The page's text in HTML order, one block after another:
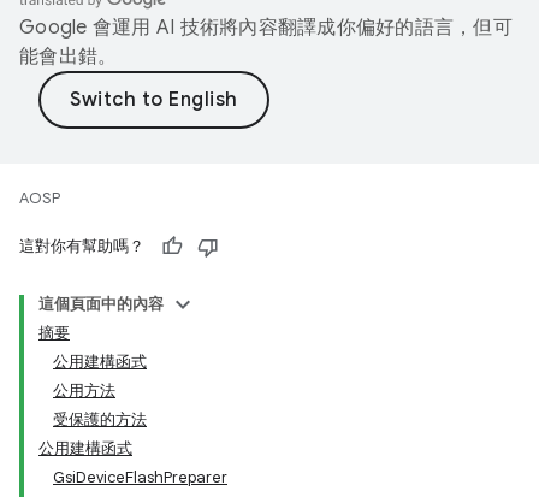
Google 會運用 AI 技術將內容翻譯成你偏好的語言，但可
能會出錯。
AOSP
這對你有幫助嗎？
這個頁面中的內容
摘要
公用建構函式
公用方法
受保護的方法
公用建構函式
GsiDeviceFlashPreparer